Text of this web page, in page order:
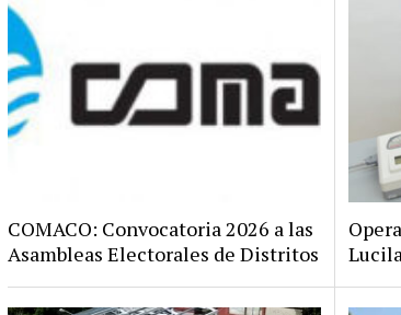
COMACO: Convocatoria 2026 a las
Asambleas Electorales de Distritos